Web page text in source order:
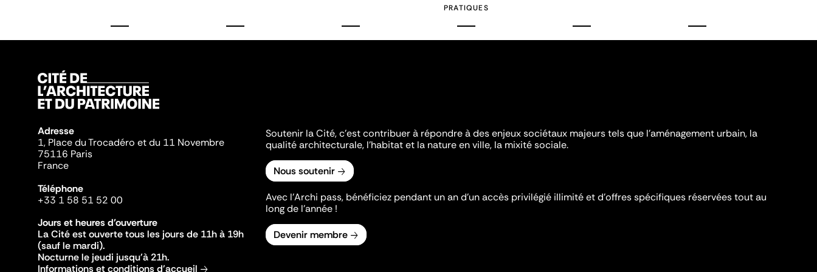
PRATIQUES
Adresse
1, Place du Trocadéro et du 11 Novembre
75116 Paris
France
Téléphone
+33 1 58 51 52 00
Jours et heures d'ouverture
La Cité est ouverte tous les jours de 11h à 19h
(sauf le mardi).
Nocturne le jeudi jusqu'à 21h.
Informations et conditions d'accueil
Soutenir la Cité, c'est contribuer à répondre à des enjeux sociétaux majeurs tels que l'aménagement urbain, la
qualité architecturale, l'habitat et la nature en ville, la mixité sociale.
Nous soutenir
Avec l’Archi pass, bénéficiez pendant un an d’un accès privilégié illimité et d’offres spécifiques réservées tout au
long de l’année !
Devenir membre